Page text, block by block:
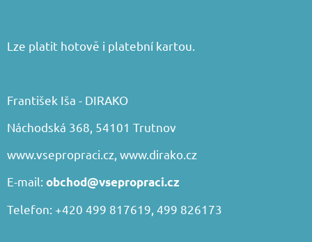
Lze platit hotově i platební kartou.
František Iša - DIRAKO
Náchodská 368, 54101 Trutnov
www.vsepropraci.cz, www.dirako.cz
E-mail: obchod@vsepropraci.cz
Telefon: +420 499 817619, 499 826173